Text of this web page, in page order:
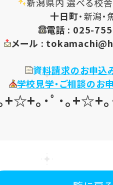
十日町・新潟・
電話 : 025-
メール :
資料請求のお申込
学校見学・ご相談のお
+☆+｡･ﾟ･｡+☆+